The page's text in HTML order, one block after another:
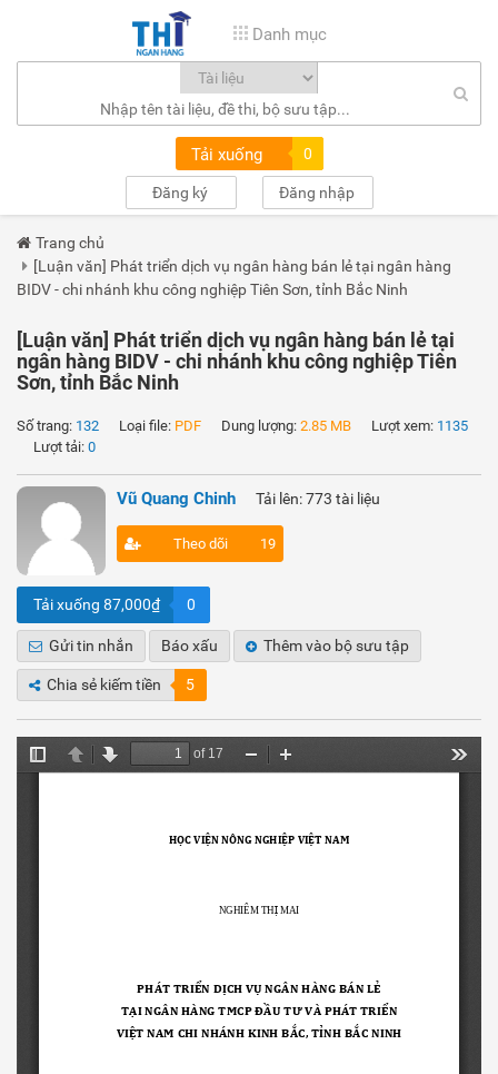
Danh mục
Tải xuống 0
Đăng ký Đăng nhập
Trang chủ
[Luận văn] Phát triển dịch vụ ngân hàng bán lẻ tại ngân hàng
BIDV - chi nhánh khu công nghiệp Tiên Sơn, tỉnh Bắc Ninh
[Luận văn] Phát triển dịch vụ ngân hàng bán lẻ tại
ngân hàng BIDV - chi nhánh khu công nghiệp Tiên
Sơn, tỉnh Bắc Ninh
Số trang: 132 Loại file: PDF Dung lượng: 2.85 MB Lượt xem: 1135
Lượt tải: 0
Vũ Quang Chinh Tải lên: 773 tài liệu
Theo dõi 19
Tải xuống 87,000₫ 0
Gửi tin nhắn Báo xấu Thêm vào bộ sưu tập
Chia sẻ kiếm tiền 5